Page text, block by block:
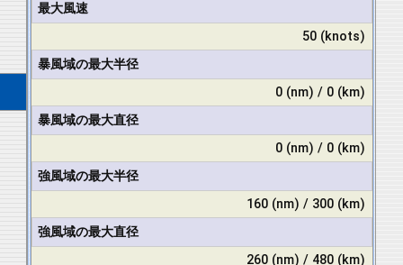
最大風速
50 (knots)
暴風域の最大半径
0 (nm) / 0 (km)
暴風域の最大直径
0 (nm) / 0 (km)
強風域の最大半径
160 (nm) / 300 (km)
強風域の最大直径
260 (nm) / 480 (km)